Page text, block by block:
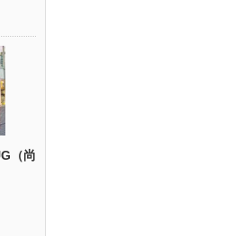
（尚